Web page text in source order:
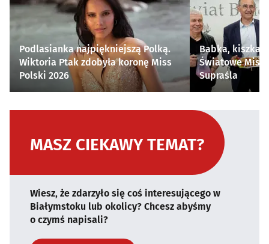
Podlasianka najpiękniejszą Polką.
Wiktoria Ptak zdobyła koronę Miss
Polski 2026
Babka, kiszka i
Światowe
Supraśla
MASZ CIEKAWY TEMAT?
Wiesz, że zdarzyło się coś interesującego w
Białymstoku lub okolicy? Chcesz abyśmy
o czymś napisali?